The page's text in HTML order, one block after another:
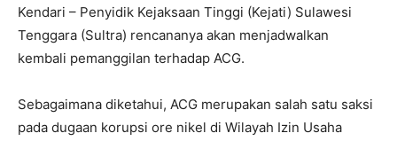
Kendari – Penyidik Kejaksaan Tinggi (Kejati) Sulawesi
Tenggara (Sultra) rencananya akan menjadwalkan
kembali pemanggilan terhadap ACG.
Sebagaimana diketahui, ACG merupakan salah satu saksi
pada dugaan korupsi ore nikel di Wilayah Izin Usaha